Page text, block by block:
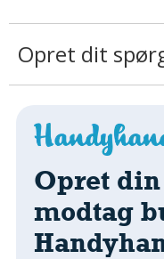
ELEKTRIKER
Regler Og Love
Om Materialer
Montage Og Udskiftning
Reparation Og
Opret dit
Opret din
modtag